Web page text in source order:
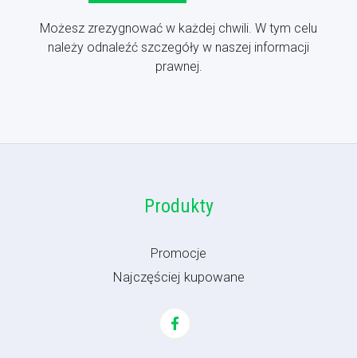
Możesz zrezygnować w każdej chwili. W tym celu
należy odnaleźć szczegóły w naszej informacji
prawnej.
Produkty
Promocje
Najczęściej kupowane